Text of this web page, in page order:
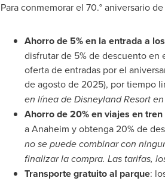
Para conmemorar el 70.° aniversario
Ahorro de 5% en la entrada a
disfrutar de 5% de descuento en
oferta de entradas por el
de agosto de 2025), por tiempo
en línea de Disneyland Resort en
Ahorro de 20% en viajes en tren
aAnaheim y obtenga 20% de
no se puede combinar con
finalizar la compra. Las tarifas,
Transporte gratuito al parque: